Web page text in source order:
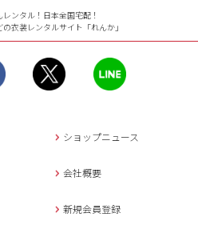
ンタル！日本全国宅配！
衣装レンタルサイト「れんか」
ショップニュース
会社概要
新規会員登録